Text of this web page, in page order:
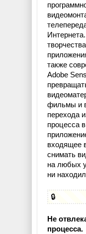
также
Adobe
фильмы и
перехода
процесса
входящее
снимать
на любых
ни
🔒
Не
процесса.